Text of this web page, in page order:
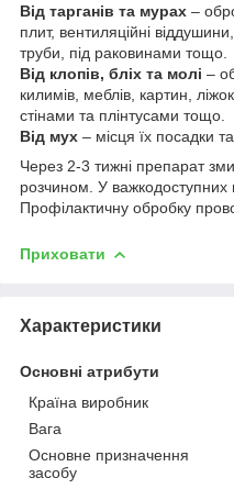
Від тарганів та мурах –
плит, вентиляційні
труби, під раковинами тощо.
Від клопів, бліх та молі –
килимів, меблів, картин,
стінами та плінтусами тощо.
Від мух – місця їх посадки
Через 2-3 тижні препарат
розчином. У важкодоступних
Профілактичну обробку
Приховати
Характеристики
Основні атрибути
Країна виробник
Вага
Основне призначення
засобу